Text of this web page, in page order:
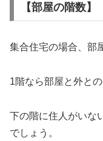
【部屋の階数】
集合住宅の場合、部
1階なら部屋と外と
下の階に住人がいな
でしょう。